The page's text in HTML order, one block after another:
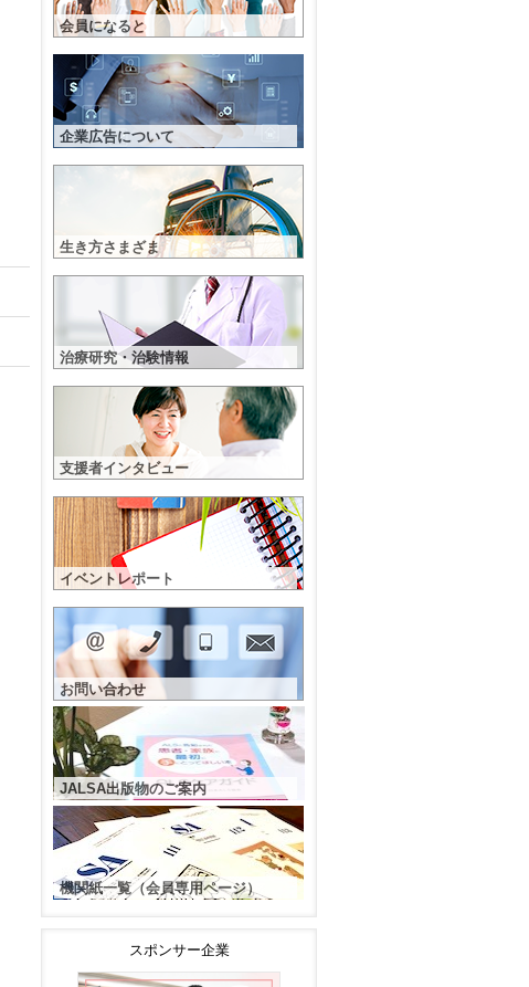
会員になると
企業広告について
生き方さまざま
治療研究・治験情報
支援者インタビュー
イベントレポート
お問い合わせ
JALSA出版物のご案内
機関紙一覧（会員専用ページ）
スポンサー企業